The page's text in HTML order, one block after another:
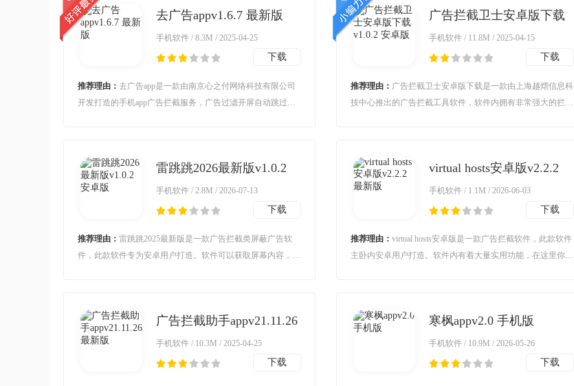
去广告appv1.6.7 最新版
手机软件 / 8.3M / 2025-04-25
下载
推荐理由： 去广告app是一款由南京心之付网络科技有限公司
开发打造的手机app广告拦截服务，广告过滤开屏自动跳过广
广告拦截卫士安卓版下载
手机软件 / 11.8M / 2025-04-15
下载
推荐理由： 广告拦截卫士安卓版下载是一款由上海越熠信息科
技中心推出的广告拦截工具软件，软件内拥有非常强大的拦截
雷跳跳2026最新版v1.0.2
手机软件 / 2.8M / 2026-07-13
下载
推荐理由： 雷跳跳2025最新版是一款广告拦截类屏蔽广告软
件，此款软件专为安卓用户打造。软件可以获取屏幕内容，帮
virtual hosts安卓版v2.2.2
手机软件 / 1.1M / 2026-06-03
下载
推荐理由： virtual hosts安卓版是一款广告拦截软件，此款软件
主卧内安卓用户打造。软件内有着大量实用功能，在这里你可
广告拦截助手appv21.11.26
手机软件 / 10.3M / 2025-04-25
下载
寒枫appv2.0 手机版
手机软件 / 10.9M / 2026-05-26
下载